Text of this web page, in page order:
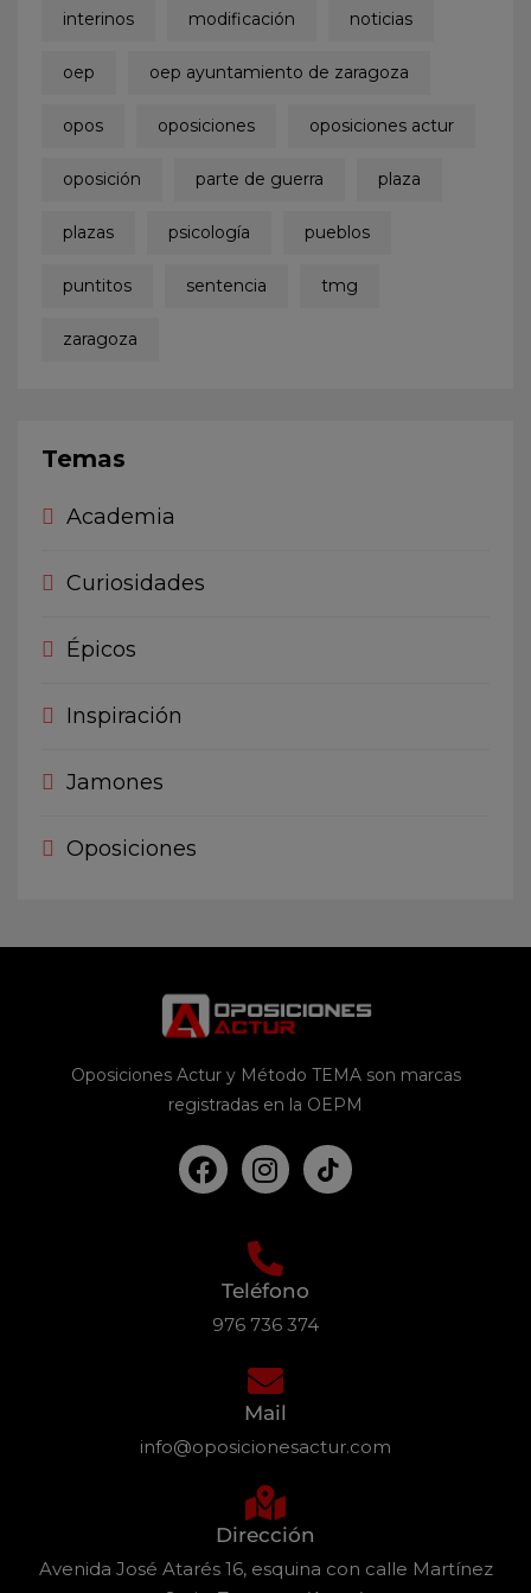
interinos modificación noticias
oep oep ayuntamiento de zaragoza
opos oposiciones oposiciones actur
oposición parte de guerra plaza
plazas psicología pueblos
puntitos sentencia tmg
zaragoza
Temas
Academia
Curiosidades
Épicos
Inspiración
Jamones
Oposiciones
Oposiciones Actur y Método TEMA son marcas
registradas en la OEPM
Teléfono
976 736 374
Mail
info@oposicionesactur.com
Dirección
Avenida José Atarés 16, esquina con calle Martínez